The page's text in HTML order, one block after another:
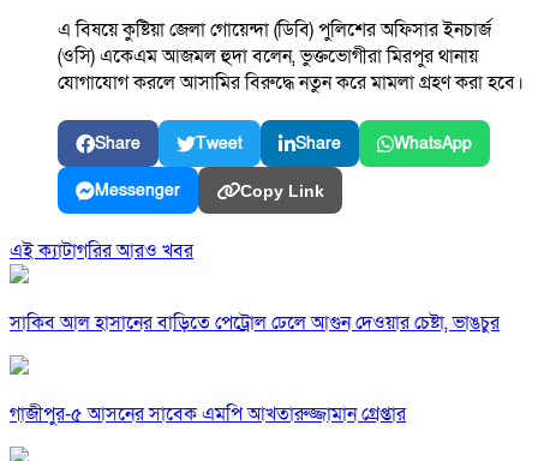
এ বিষয়ে কুষ্টিয়া জেলা গোয়েন্দা (ডিবি) পুলিশের অফিসার ইনচার্জ
(ওসি) একেএম আজমল হুদা বলেন, ভুক্তভোগীরা মিরপুর থানায়
যোগাযোগ করলে আসামির বিরুদ্ধে নতুন করে মামলা গ্রহণ করা হবে।
Share Tweet Share WhatsApp
Messenger Copy Link
এই ক্যাটাগরির আরও খবর
সাকিব আল হাসানের বাড়িতে পেট্রোল ঢেলে আগুন দেওয়ার চেষ্টা, ভাঙচুর
গাজীপুর-৫ আসনের সাবেক এমপি আখতারুজ্জামান গ্রেপ্তার